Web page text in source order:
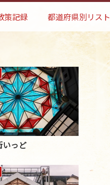
策記録 都道府県別リスト
いっど